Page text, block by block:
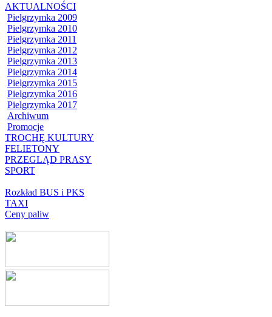
AKTUALNOŚCI
Pielgrzymka 2009
Pielgrzymka 2010
Pielgrzymka 2011
Pielgrzymka 2012
Pielgrzymka 2013
Pielgrzymka 2014
Pielgrzymka 2015
Pielgrzymka 2016
Pielgrzymka 2017
Archiwum
Promocje
TROCHĘ KULTURY
FELIETONY
PRZEGLĄD PRASY
SPORT
Rozkład BUS i PKS
TAXI
Ceny paliw